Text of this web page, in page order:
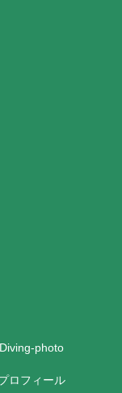
Diving-photo
ロフィール